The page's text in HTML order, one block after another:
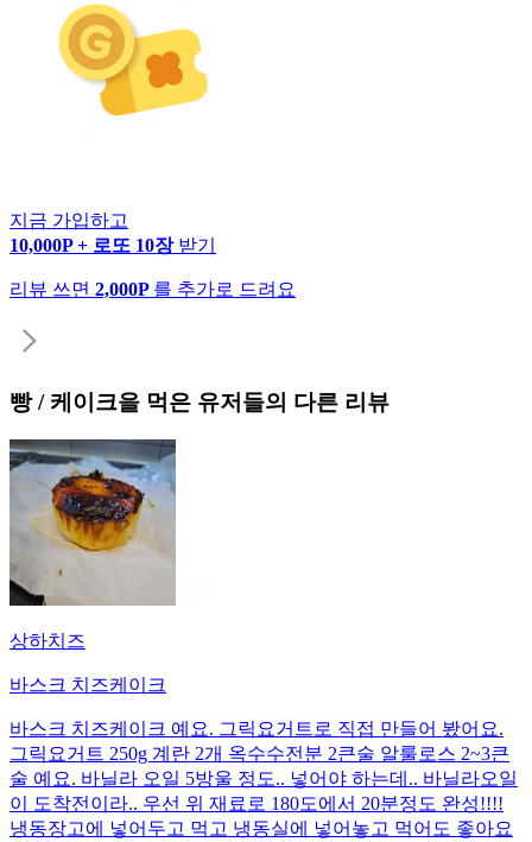
지금 가입하고
10,000P + 로또 10장 받기
리뷰 쓰면 2,000P 를 추가로 드려요
빵 / 케이크을 먹은 유저들의 다른 리뷰
상하치즈
바스크 치즈케이크
바스크 치즈케이크 예요. 그릭요거트로 직접 만들어 봤어요.
그릭요거트 250g 계란 2개 옥수수전분 2큰술 알룰로스 2~3큰
술 예요. 바닐라 오일 5방울 정도.. 넣어야 하는데.. 바닐라오일
이 도착전이라.. 우선 위 재료로 180도에서 20분정도 완성!!!!
냉동장고에 넣어두고 먹고 냉동실에 넣어놓고 먹어도 좋아요